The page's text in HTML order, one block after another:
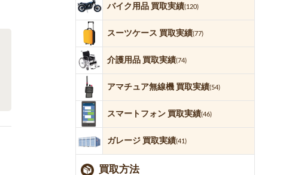
バイク用品 買取実績(120)
スーツケース 買取実績(77)
介護用品 買取実績(74)
アマチュア無線機 買取実績(54)
スマートフォン 買取実績(46)
ガレージ 買取実績(41)
買取方法